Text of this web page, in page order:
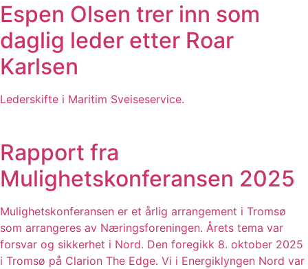
Espen Olsen trer inn som
daglig leder etter Roar
Karlsen
Lederskifte i Maritim Sveiseservice.
Rapport fra
Mulighetskonferansen 2025
Mulighetskonferansen er et årlig arrangement i Tromsø
som arrangeres av Næringsforeningen. Årets tema var
forsvar og sikkerhet i Nord. Den foregikk 8. oktober 2025
i Tromsø på Clarion The Edge. Vi i Energiklyngen Nord var